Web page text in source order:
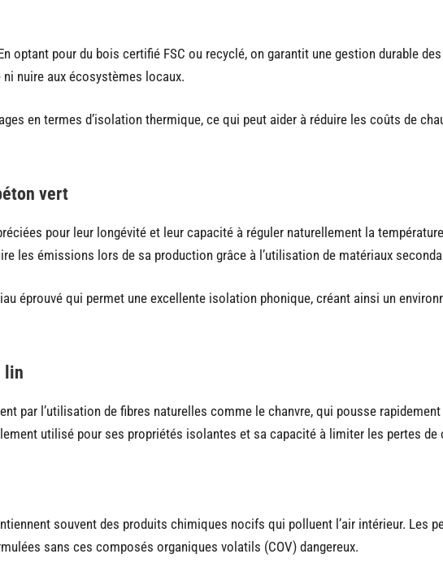
optant pour du bois certifié FSC ou recyclé, on garantit une gestion durable
nuire aux écosystèmes locaux.
en termes d’isolation thermique, ce qui peut aider à réduire les coûts de
vert
pour leur longévité et leur capacité à réguler naturellement la
les émissions lors de sa production grâce à l’utilisation de matériaux
éprouvé qui permet une excellente isolation phonique, créant ainsi un
lin
par l’utilisation de fibres naturelles comme le chanvre, qui pousse
utilisé pour ses propriétés isolantes et sa capacité à limiter les pertes de
souvent des produits chimiques nocifs qui polluent l’air intérieur. Les
sans ces composés organiques volatils (COV) dangereux.